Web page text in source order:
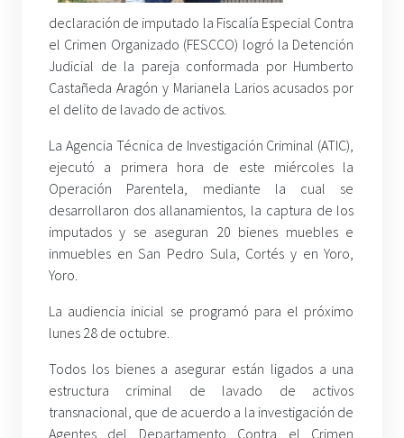
declaración de imputado la Fiscalía Especial Contra
el Crimen Organizado (FESCCO) logró la Detención
Judicial de la pareja conformada por Humberto
Castañeda Aragón y Marianela Larios acusados por
el delito de lavado de activos.
La Agencia Técnica de Investigación Criminal (ATIC),
ejecutó a primera hora de este miércoles la
Operación Parentela, mediante la cual se
desarrollaron dos allanamientos, la captura de los
imputados y se aseguran 20 bienes muebles e
inmuebles en San Pedro Sula, Cortés y en Yoro,
Yoro.
La audiencia inicial se programó para el próximo
lunes 28 de octubre.
Todos los bienes a asegurar están ligados a una
estructura criminal de lavado de activos
transnacional, que de acuerdo a la investigación de
Agentes del Departamento Contra el Crimen